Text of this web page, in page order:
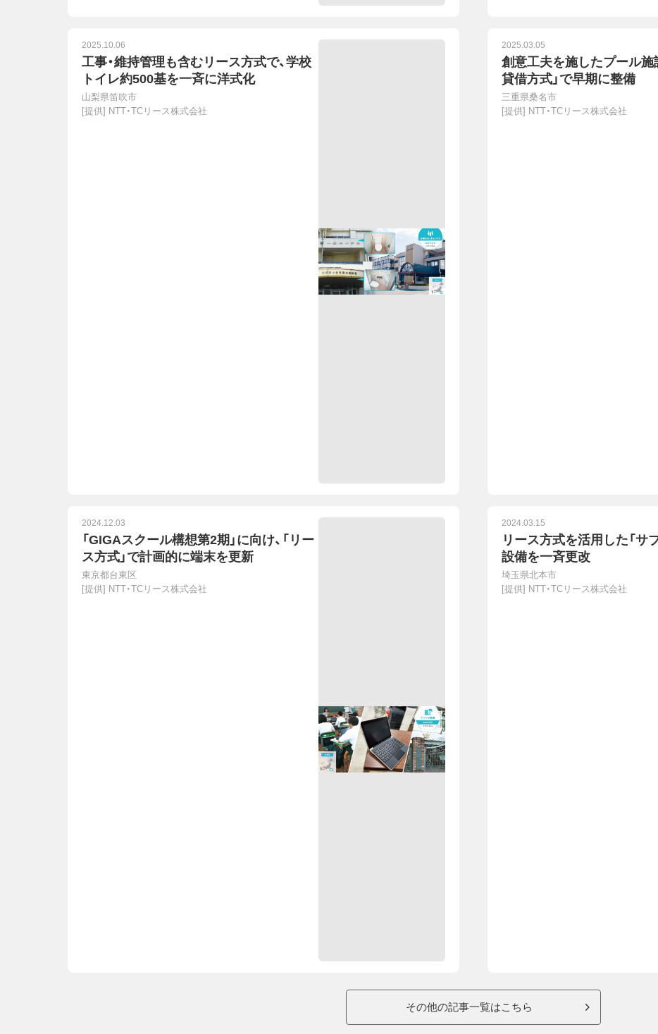
2025.10.06
工事・維持管理も含むリース方式で、学校
トイレ約500基を一斉に洋式化
山梨県笛吹市
[提供] NTT・TCリース株式会社
2025.03.05
創意工夫を施したプール施
貸借方式」で早期に整備
三重県桑名市
[提供] NTT・TCリース株式会社
2024.12.03
「GIGAスクール構想第2期」に向け、「リー
ス方式」で計画的に端末を更新
東京都台東区
[提供] NTT・TCリース株式会社
2024.03.15
リース方式を活用した「サ
設備を一斉更改
埼玉県北本市
[提供] NTT・TCリース株式会社
その他の記事一覧はこちら